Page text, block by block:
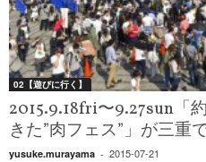
02【遊びに行く】
2015.9.18fri〜9.27sun「
きた”肉フェス”」が三重
yusuke.murayama - 2015-07-21